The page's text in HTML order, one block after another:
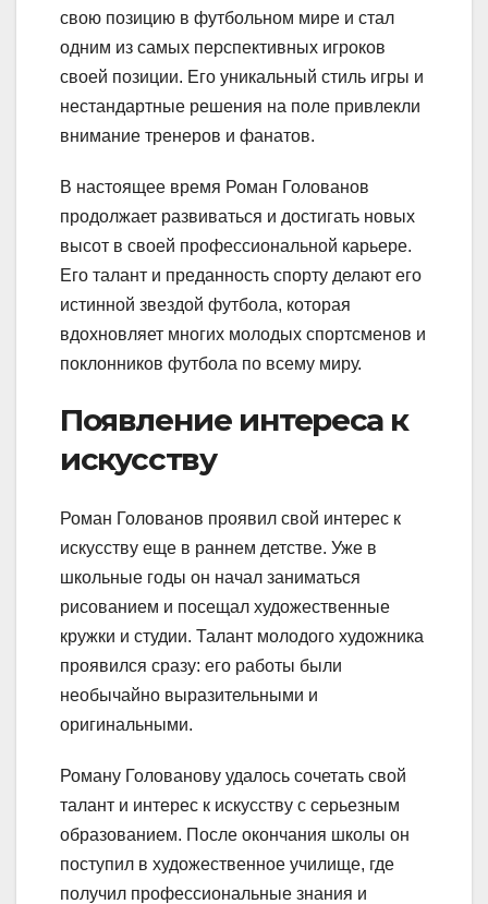
свою позицию в футбольном мире и стал
одним из самых перспективных игроков
своей позиции. Его уникальный стиль игры и
нестандартные решения на поле привлекли
внимание тренеров и фанатов.
В настоящее время Роман Голованов
продолжает развиваться и достигать новых
высот в своей профессиональной карьере.
Его талант и преданность спорту делают его
истинной звездой футбола, которая
вдохновляет многих молодых спортсменов и
поклонников футбола по всему миру.
Появление интереса к
искусству
Роман Голованов проявил свой интерес к
искусству еще в раннем детстве. Уже в
школьные годы он начал заниматься
рисованием и посещал художественные
кружки и студии. Талант молодого художника
проявился сразу: его работы были
необычайно выразительными и
оригинальными.
Роману Голованову удалось сочетать свой
талант и интерес к искусству с серьезным
образованием. После окончания школы он
поступил в художественное училище, где
получил профессиональные знания и